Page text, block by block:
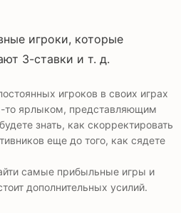
игроки, которые
3-ставки и т. д.
игроков в своих играх
то ярлыком, представляющим
знать, как скорректировать
еще до того, как сядете
самые прибыльные игры и
дополнительных усилий.